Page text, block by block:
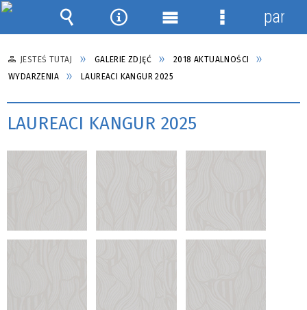
JESTEŚ TUTAJ GALERIE ZDJĘĆ
2018 AKTUALNOŚCI
WYDARZENIA
LAUREACI KANGUR 2025
LAUREACI KANGUR 2025
Wyszukiwarka
NarzędziaMenu
główne
Menu
szczegółowe
panel